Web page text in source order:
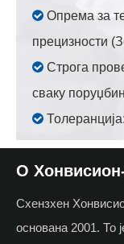
 Опрема за
прецизности
 Строга
сваку

О
Схензхен
основана 2001. То